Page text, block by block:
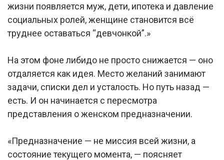
жизни появляется муж, дети, ипотека и давление
социальных ролей, женщине становится всё
труднее оставаться “девчонкой”.»
На этом фоне либидо не просто снижается — оно
отдаляется как идея. Место желаний занимают
задачи, списки дел и усталость. Но путь назад —
есть. И он начинается с пересмотра
представления о женском предназначении.
«Предназначение — не миссия всей жизни, а
состояние текущего момента, — поясняет